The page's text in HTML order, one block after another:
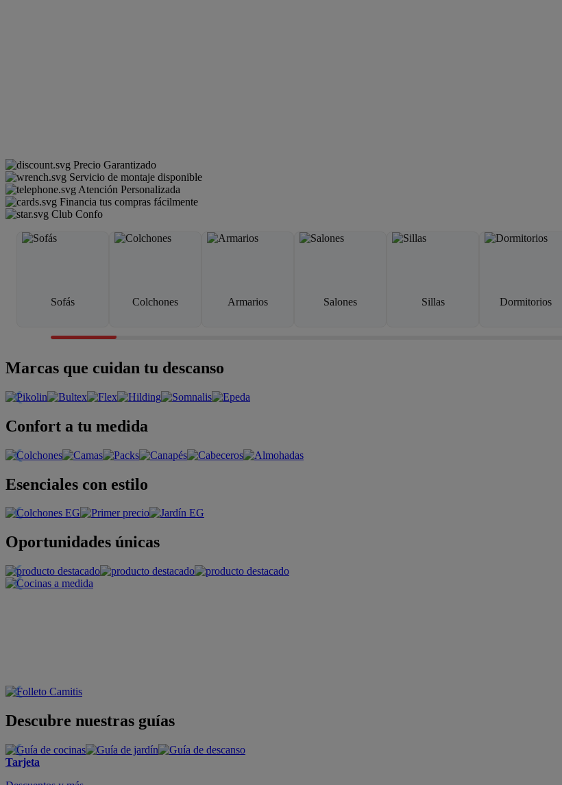
Precio Garantizado
Servicio de montaje disponible
Atención Personalizada
Financia tus compras fácilmente
Club Confo
Sofás Colchones Armarios Salones Sillas Dormitorios
Marcas que cuidan tu descanso
Confort a tu medida
Esenciales con estilo
Oportunidades únicas
Descubre nuestras guías
Tarjeta